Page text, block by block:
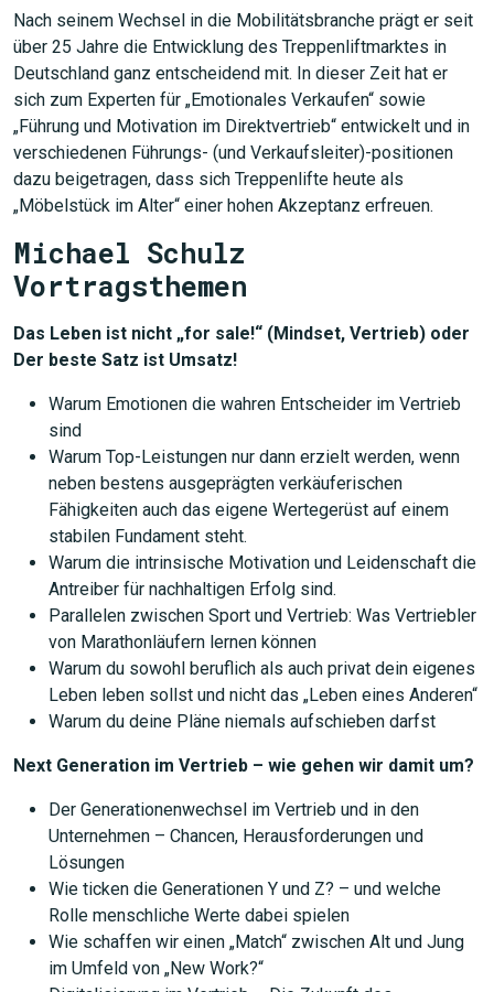
Nach seinem Wechsel in die Mobilitätsbranche prägt er seit
über 25 Jahre die Entwicklung des Treppenliftmarktes in
Deutschland ganz entscheidend mit. In dieser Zeit hat er
sich zum Experten für „Emotionales Verkaufen“ sowie
„Führung und Motivation im Direktvertrieb“ entwickelt und in
verschiedenen Führungs- (und Verkaufsleiter)-positionen
dazu beigetragen, dass sich Treppenlifte heute als
„Möbelstück im Alter“ einer hohen Akzeptanz erfreuen.
Michael Schulz
Vortragsthemen
Das Leben ist nicht „for sale!“ (Mindset, Vertrieb) oder
Der beste Satz ist Umsatz!
Warum Emotionen die wahren Entscheider im Vertrieb
sind
Warum Top-Leistungen nur dann erzielt werden, wenn
neben bestens ausgeprägten verkäuferischen
Fähigkeiten auch das eigene Wertegerüst auf einem
stabilen Fundament steht.
Warum die intrinsische Motivation und Leidenschaft die
Antreiber für nachhaltigen Erfolg sind.
Parallelen zwischen Sport und Vertrieb: Was Vertriebler
von Marathonläufern lernen können
Warum du sowohl beruflich als auch privat dein eigenes
Leben leben sollst und nicht das „Leben eines Anderen“
Warum du deine Pläne niemals aufschieben darfst
Next Generation im Vertrieb – wie gehen wir damit um?
Der Generationenwechsel im Vertrieb und in den
Unternehmen – Chancen, Herausforderungen und
Lösungen
Wie ticken die Generationen Y und Z? – und welche
Rolle menschliche Werte dabei spielen
Wie schaffen wir einen „Match“ zwischen Alt und Jung
im Umfeld von „New Work?“